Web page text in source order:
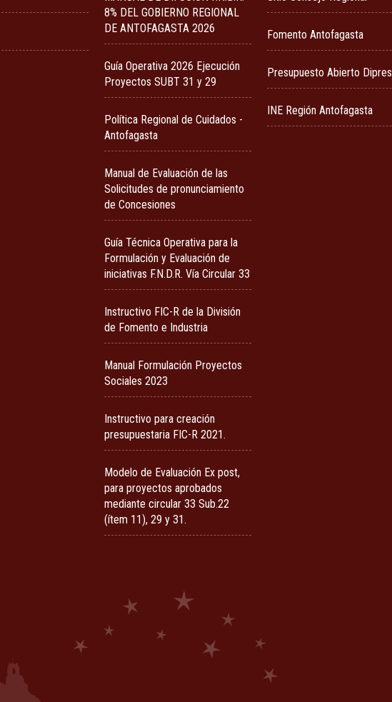
8% DEL GOBIERNO REGIONAL
DE ANTOFAGASTA 2026
Guía Operativa 2026 Ejecución
Proyectos SUBT 31 y 29
Política Regional de Cuidados -
Antofagasta
Manual de Evaluación de las
Solicitudes de pronunciamiento
de Concesiones
Guía Técnica Operativa para la
Formulación y Evaluación de
iniciativas F.N.D.R. Vía Circular 33
Instructivo FIC-R de la División
de Fomento e Industria
Manual Formulación Proyectos
Sociales 2023
Instructivo para creación
presupuestaria FIC-R 2021.
Modelo de Evaluación Ex post,
para proyectos aprobados
mediante circular 33 Sub.22
(ítem 11), 29 y 31.
Fomento Antofagasta
Presupuesto Abierto Dipres
INE Región Antofagasta